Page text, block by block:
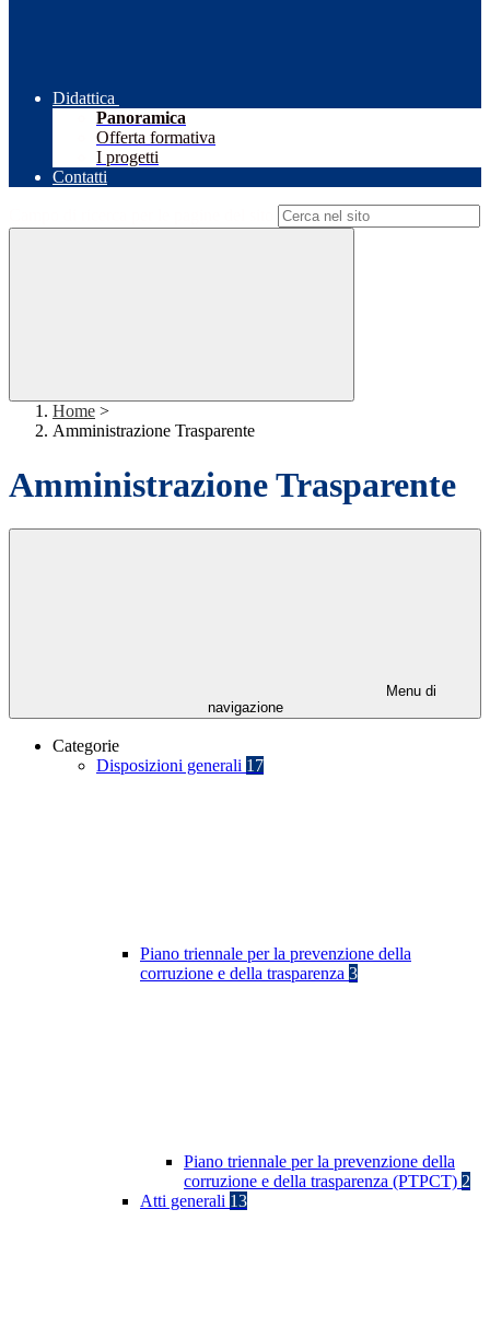
Didattica
Panoramica
Offerta formativa
I progetti
Contatti
Home >
Amministrazione Trasparente
Amministrazione Trasparente
Menu di
navigazione
Categorie
Disposizioni generali 17
Piano triennale per la prevenzione della
corruzione e della trasparenza 3
Piano triennale per la prevenzione della
corruzione e della trasparenza (PTPCT) 2
Atti generali 13